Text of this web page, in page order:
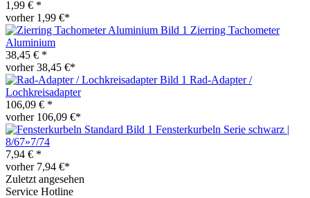
1,99 € *
vorher 1,99 €*
Zierring Tachometer
Aluminium
38,45 € *
vorher 38,45 €*
Rad-Adapter /
Lochkreisadapter
106,09 € *
vorher 106,09 €*
Fensterkurbeln Serie schwarz |
8/67»7/74
7,94 € *
vorher 7,94 €*
Zuletzt angesehen
Service Hotline